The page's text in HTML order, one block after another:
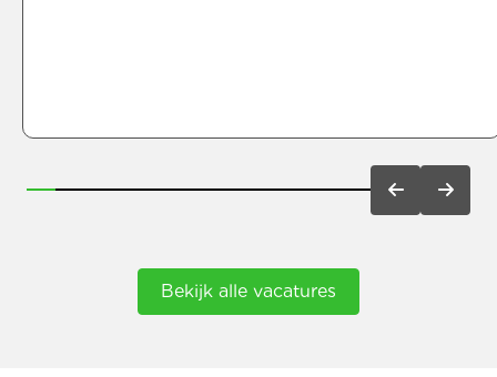
verbeteringen. Zo lever je iedere dag een
Bekijk alle vacatures